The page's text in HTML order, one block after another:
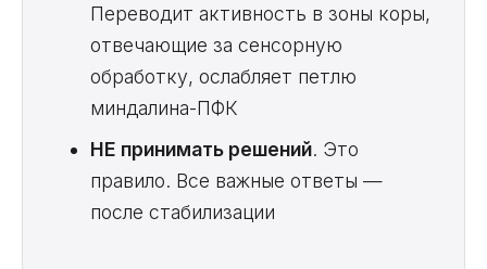
Переводит активность в зоны коры,
отвечающие за сенсорную
обработку, ослабляет петлю
миндалина-ПФК
НЕ принимать решений. Это
правило. Все важные ответы —
после стабилизации